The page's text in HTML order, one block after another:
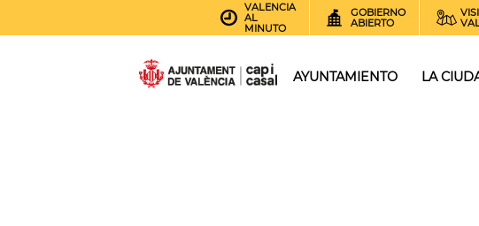
VALENCIA
AL
MINUTO
GOBIERNO
ABIERTO
AYUNTAMIENTO LA